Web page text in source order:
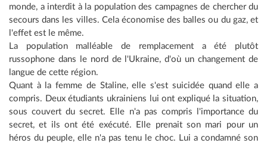
monde, a interdit à la population des campagnes de chercher du
secours dans les villes. Cela économise des balles ou du gaz, et
l'effet est le même.
La population malléable de remplacement a été plutôt
russophone dans le nord de l'Ukraine, d'où un changement de
langue de cette région.
Quant à la femme de Staline, elle s'est suicidée quand elle a
compris. Deux étudiants ukrainiens lui ont expliqué la situation,
sous couvert du secret. Elle n'a pas compris l'importance du
secret, et ils ont été exécuté. Elle prenait son mari pour un
héros du peuple, elle n'a pas tenu le choc. Lui a condamné son